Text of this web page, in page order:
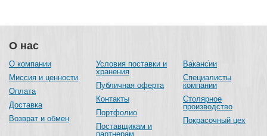
О нас
О компании
Миссия и ценности
Оплата
Доставка
Возврат и обмен
Условия поставки и
хранения
Публичная оферта
Контакты
Портфолио
Поставщикам и
партнерам
Вакансии
Специалисты
компании
Столярное
производство
Покрасочный цех